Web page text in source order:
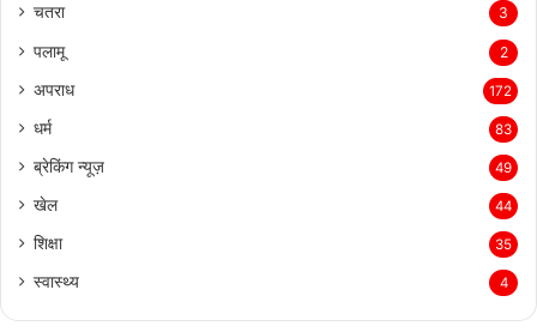
चतरा 3
पलामू 2
अपराध 172
धर्म 83
ब्रेकिंग न्यूज़ 49
खेल 44
शिक्षा 35
स्वास्थ्य 4